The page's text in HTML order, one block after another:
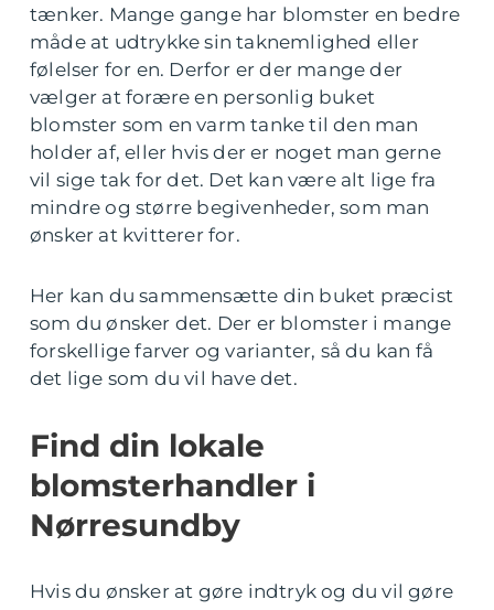
tænker. Mange gange har blomster en bedre
måde at udtrykke sin taknemlighed eller
følelser for en. Derfor er der mange der
vælger at forære en personlig buket
blomster som en varm tanke til den man
holder af, eller hvis der er noget man gerne
vil sige tak for det. Det kan være alt lige fra
mindre og større begivenheder, som man
ønsker at kvitterer for.
Her kan du sammensætte din buket præcist
som du ønsker det. Der er blomster i mange
forskellige farver og varianter, så du kan få
det lige som du vil have det.
Find din lokale
blomsterhandler i
Nørresundby
Hvis du ønsker at gøre indtryk og du vil gøre